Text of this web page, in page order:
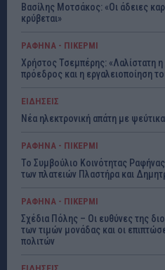
Βασίλης Μοτσάκος: «Οι άδειες
κρύβεται»
ΡΑΦΗΝΑ - ΠΙΚΕΡΜΙ
Χρήστος Τσεμπέρης: «Λαλίστατη
πρόεδρος και η εργαλειοποίηση
ΕΙΔΗΣΕΙΣ
Νέα ηλεκτρονική απάτη με
ΡΑΦΗΝΑ - ΠΙΚΕΡΜΙ
Το Συμβούλιο Κοινότητας
των πλατειών Πλαστήρα και
ΡΑΦΗΝΑ - ΠΙΚΕΡΜΙ
Σχέδια Πόλης – Οι ευθύνες της
των τιμών μονάδας και οι
πολιτών